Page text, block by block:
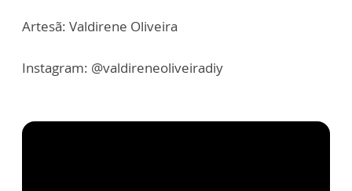
Artesã: Valdirene Oliveira
Instagram: @valdireneoliveiradiy